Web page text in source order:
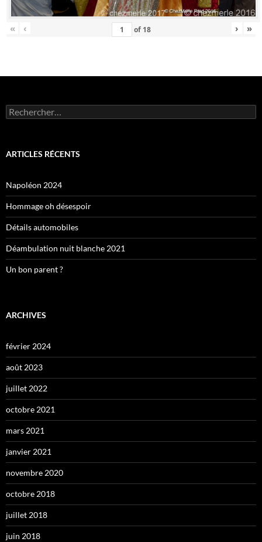
« ‹ of 18 › »
Rechercher :
ARTICLES RÉCENTS
Napoléon 2024
Hommage oh désespoir
Détails automobiles
Déambulation nuit blanche 2021
Un bon parent ?
ARCHIVES
février 2024
août 2023
juillet 2022
octobre 2021
mars 2021
janvier 2021
novembre 2020
octobre 2018
juillet 2018
juin 2018